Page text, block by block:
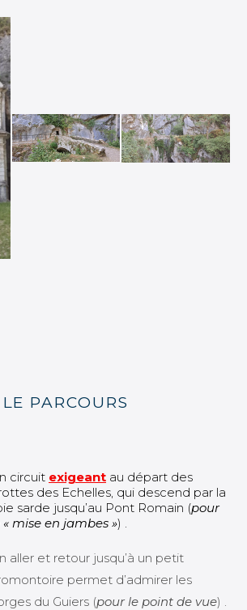
LE PARCOURS
circuit exigeant au départ des
des Echelles, qui descend par la
sarde jusqu’au Pont Romain (pour
« mise en jambes ») .
aller et retour jusqu’à un petit
permet d’admirer les
du Guiers (pour le point de vue) .